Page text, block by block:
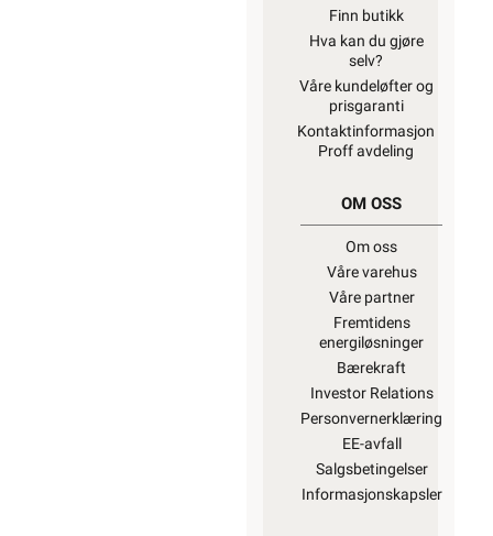
Finn butikk
Hva kan du gjøre
selv?
Våre kundeløfter og
prisgaranti
Kontaktinformasjon
Proff avdeling
OM OSS
Om oss
Våre varehus
Våre partner
Fremtidens
energiløsninger
Bærekraft
Investor Relations
Personvernerklæring
EE-avfall
Salgsbetingelser
Informasjonskapsler